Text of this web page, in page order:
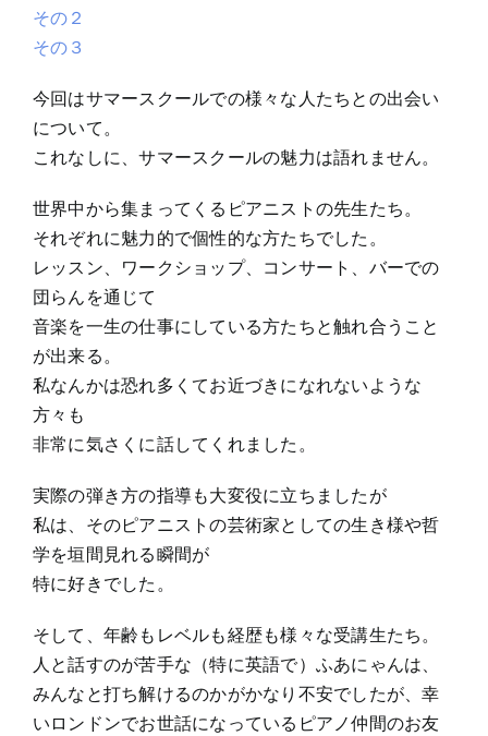
その２
その３
今回はサマースクールでの様々な人たちとの出会い
について。
これなしに、サマースクールの魅力は語れません。
世界中から集まってくるピアニストの先生たち。
それぞれに魅力的で個性的な方たちでした。
レッスン、ワークショップ、コンサート、バーでの
団らんを通じて
音楽を一生の仕事にしている方たちと触れ合うこと
が出来る。
私なんかは恐れ多くてお近づきになれないような
方々も
非常に気さくに話してくれました。
実際の弾き方の指導も大変役に立ちましたが
私は、そのピアニストの芸術家としての生き様や哲
学を垣間見れる瞬間が
特に好きでした。
そして、年齢もレベルも経歴も様々な受講生たち。
人と話すのが苦手な（特に英語で）ふあにゃんは、
みんなと打ち解けるのかがかなり不安でしたが、幸
いロンドンでお世話になっているピアノ仲間のお友